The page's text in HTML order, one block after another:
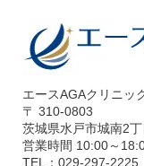
エースAGAクリニッ
〒 310-0803
茨城県水戸市城南2
営業時間 10:00～
TEL：029-297-2225